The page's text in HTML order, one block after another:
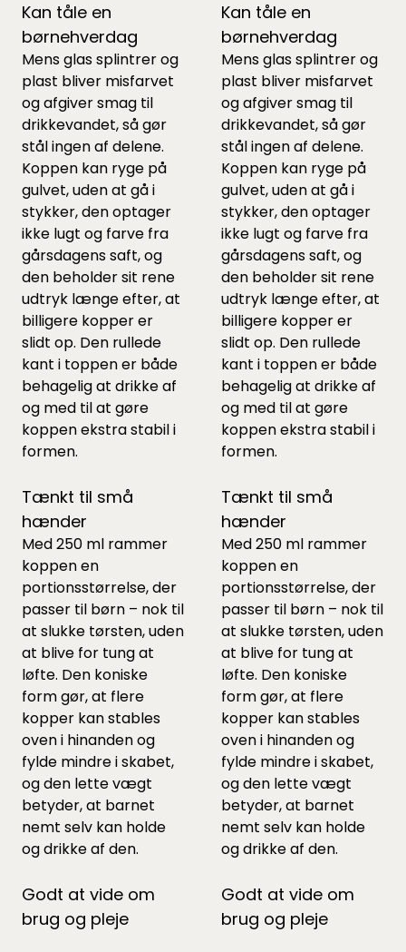
Kan tåle en
børnehverdag
Mens glas splintrer og
plast bliver misfarvet
og afgiver smag til
drikkevandet, så gør
stål ingen af delene.
Koppen kan ryge på
gulvet, uden at gå i
stykker, den optager
ikke lugt og farve fra
gårsdagens saft, og
den beholder sit rene
udtryk længe efter, at
billigere kopper er
slidt op. Den rullede
kant i toppen er både
behagelig at drikke af
og med til at gøre
koppen ekstra stabil i
formen.
Tænkt til små
hænder
Med 250 ml rammer
koppen en
portionsstørrelse, der
passer til børn – nok til
at slukke tørsten, uden
at blive for tung at
løfte. Den koniske
form gør, at flere
kopper kan stables
oven i hinanden og
fylde mindre i skabet,
og den lette vægt
betyder, at barnet
nemt selv kan holde
og drikke af den.
Godt at vide om
brug og pleje
Kan tåle en
børnehverdag
Mens glas splintrer og
plast bliver misfarvet
og afgiver smag til
drikkevandet, så gør
stål ingen af delene.
Koppen kan ryge på
gulvet, uden at gå i
stykker, den optager
ikke lugt og farve fra
gårsdagens saft, og
den beholder sit rene
udtryk længe efter, at
billigere kopper er
slidt op. Den rullede
kant i toppen er både
behagelig at drikke af
og med til at gøre
koppen ekstra stabil i
formen.
Tænkt til små
hænder
Med 250 ml rammer
koppen en
portionsstørrelse, der
passer til børn – nok til
at slukke tørsten, uden
at blive for tung at
løfte. Den koniske
form gør, at flere
kopper kan stables
oven i hinanden og
fylde mindre i skabet,
og den lette vægt
betyder, at barnet
nemt selv kan holde
og drikke af den.
Godt at vide om
brug og pleje